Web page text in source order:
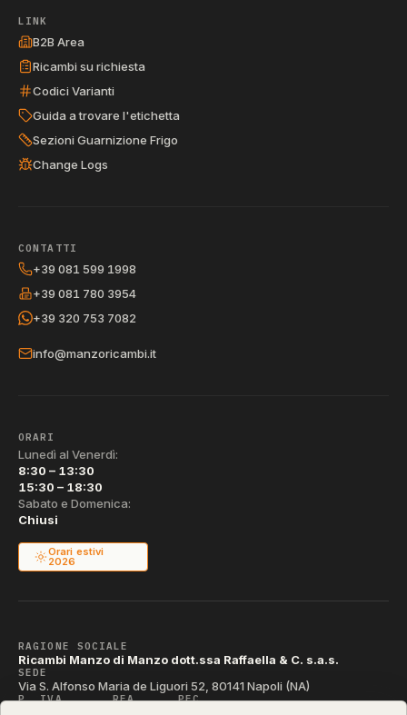
LINK
B2B Area
Ricambi su richiesta
Codici Varianti
Guida a trovare l'etichetta
Sezioni Guarnizione Frigo
Change Logs
CONTATTI
+39 081 599 1998
+39 081 780 3954
+39 320 753 7082
info@manzoricambi.it
ORARI
Lunedì al Venerdì:
8:30 – 13:30
15:30 – 18:30
Sabato e Domenica:
Chiusi
Orari estivi
2026
RAGIONE SOCIALE
Ricambi Manzo di Manzo dott.ssa Raffaella & C. s.a.s.
SEDE
Via S. Alfonso Maria de Liguori 52, 80141 Napoli (NA)
P. IVA REA PEC